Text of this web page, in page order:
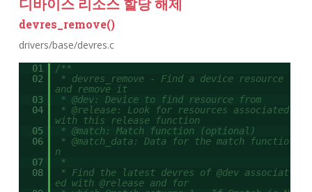
디바이스 리소스 할당 해제
devres_remove()
drivers/base/devres.c
01
/**
02
* devres_remove - Find a device resource
and remove it
03
* @dev: Device to find resource from
04
* @release: Look for resources associated
with this release function
05
* @match: Match function (optional)
06
* @match_data: Data for the match functio
n
07
*
08
* Find the latest devres of @dev associat
ed with @release and for